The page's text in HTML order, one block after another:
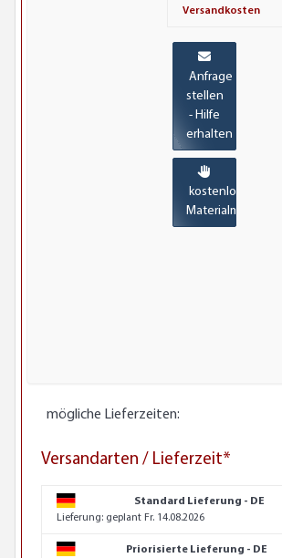
Versandkosten
Anfrage
stellen
- Hilfe
erhalten
kostenlose
Materialmuster
mögliche Lieferzeiten:
Versandarten / Lieferzeit*
Standard Lieferung - DE
Lieferung: geplant Fr. 14.08.2026
Priorisierte Lieferung - DE